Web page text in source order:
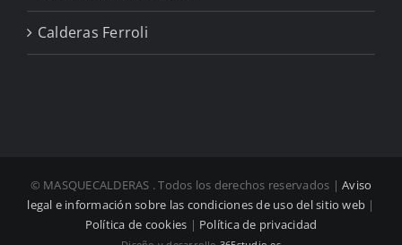
Calderas Ferroli
© MASQUECALDERAS . Todos los derechos reservados |Aviso
legal e información sobre las condiciones de uso del sitio web |
Política de cookies | Política de privacidad